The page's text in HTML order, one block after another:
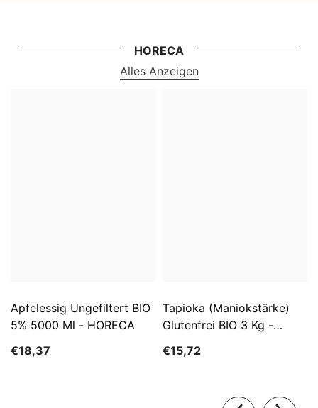
HORECA
Alles Anzeigen
Apfelessig Ungefiltert BIO
5% 5000 Ml - HORECA
€18,37
Tapioka (Maniokstärke)
Glutenfrei BIO 3 Kg -
€15,72